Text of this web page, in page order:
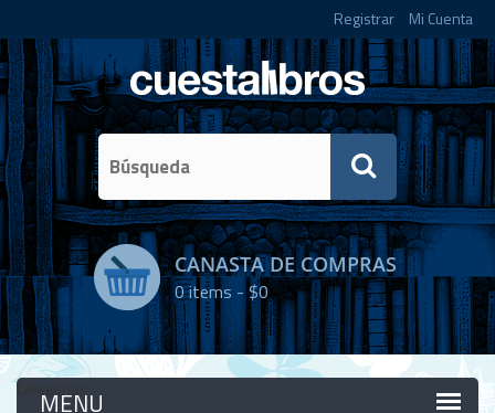
Registrar Mi Cuenta
CANASTA DE COMPRAS
0items -$0
Categorías